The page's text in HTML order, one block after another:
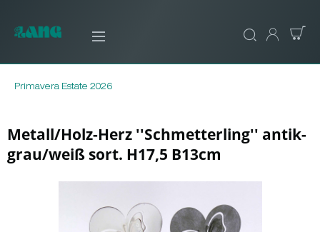
Primavera Estate 2026
Metall/Holz-Herz ''Schmetterling'' antik-
grau/weiß sort. H17,5 B13cm